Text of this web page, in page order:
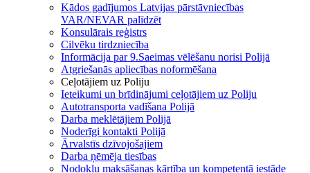
Kādos gadījumos Latvijas pārstāvniecības
VAR/NEVAR palīdzēt
Konsulārais reģistrs
Cilvēku tirdzniecība
Informācija par 9.Saeimas vēlēšanu norisi Polijā
Atgriešanās apliecības noformēšana
Ceļotājiem uz Poliju
Ieteikumi un brīdinājumi ceļotājiem uz Poliju
Autotransporta vadīšana Polijā
Darba meklētājiem Polijā
Noderīgi kontakti Polijā
Ārvalstīs dzīvojošajiem
Darba ņēmēja tiesības
Nodokļu maksāšanas kārtība un kompetentā iestāde